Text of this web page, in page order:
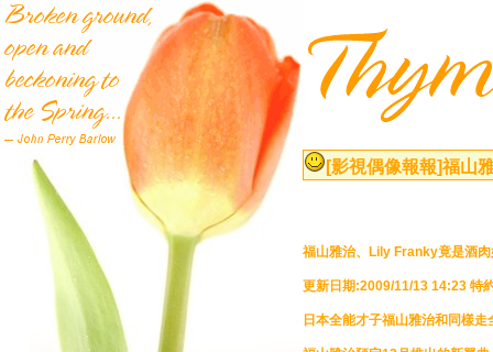
[影視偶像報報]福山
福山雅治、Lily Franky竟是酒
更新日期:2009/11/13 14:23 特
日本全能才子福山雅治和同樣